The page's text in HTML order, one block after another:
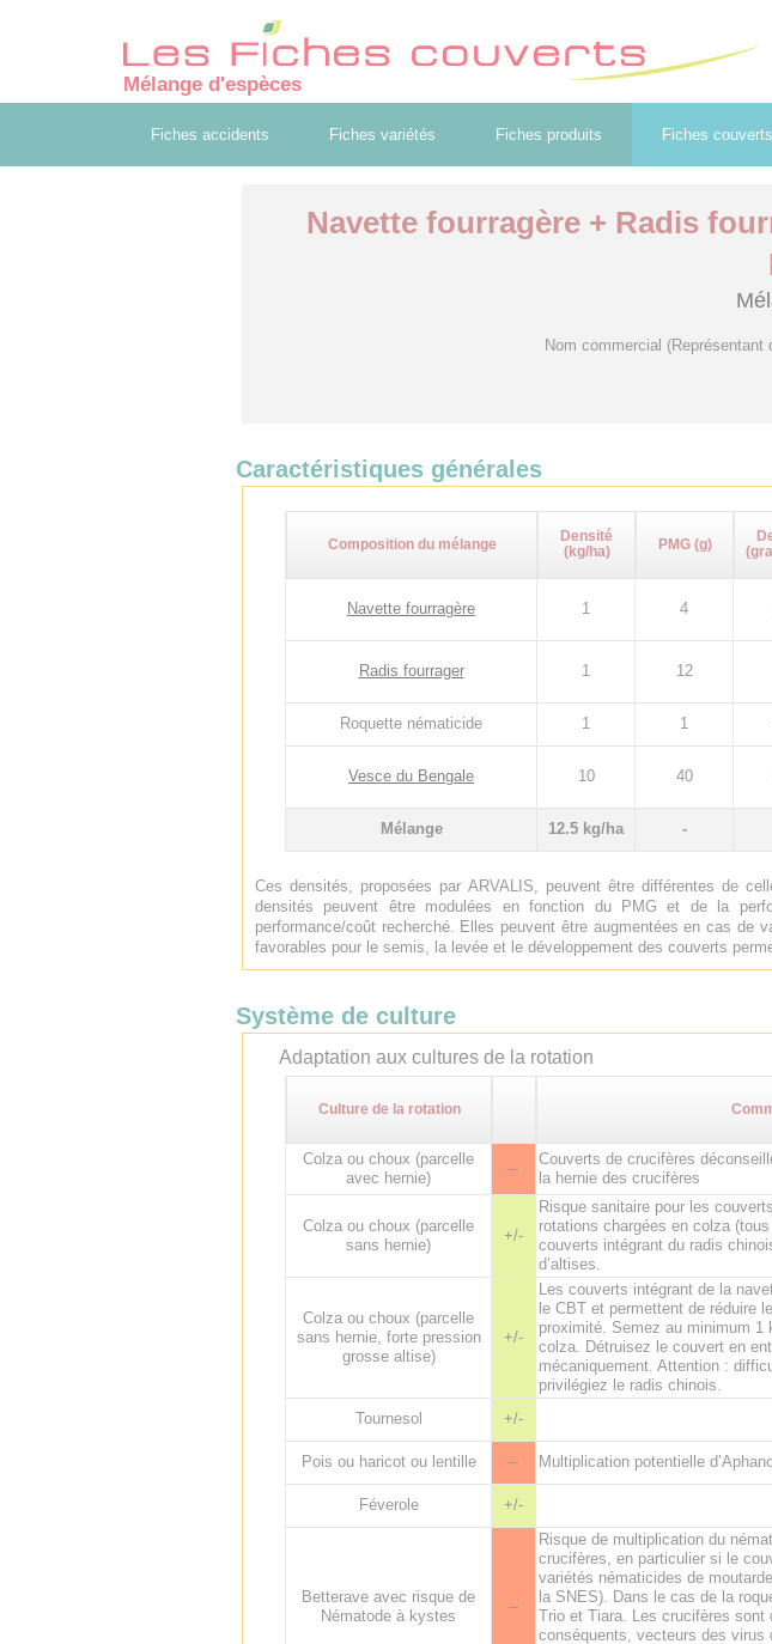
Mélange d'espèces
Fiches accidents Fiches variétés Fiches produits Fiches couverts
Navette fourragère + Radis
Nom commercial (Représentant
Caractéristiques générales
Composition du mélange
Densité
(kg/ha)
PMG (g)
Navette fourragère 1 4
Radis fourrager 1 12
Roquette nématicide 1 1
Vesce du Bengale 10 40
Mélange 12.5 kg/ha -
Ces densités, proposées par ARVALIS, peuvent être différentes de
densités peuvent être modulées en fonction du PMG et de la
performance/coût recherché. Elles peuvent être augmentées en cas de
favorables pour le semis, la levée et le développement des couverts
Système de culture
Adaptation aux cultures de la rotation
Culture de la rotation
Colza ou choux (parcelle
avec hernie)
--
Couverts de crucifères
la hernie des crucifères
Colza ou choux (parcelle
sans hernie)
+/-
Risque sanitaire pour les
rotations chargées en colza
couverts intégrant du radis
d’altises.
Colza ou choux (parcelle
sans hernie, forte pression
grosse altise)
+/-
Les couverts intégrant de la
le CBT et permettent de réduire
proximité. Semez au minimum 1
colza. Détruisez le couvert en
mécaniquement. Attention :
privilégiez le radis chinois.
Tournesol
+/-
Pois ou haricot ou lentille -- Multiplication potentielle
Féverole +/-
Betterave avec risque de
Nématode à kystes
--
Risque de multiplication du
crucifères, en particulier si le
variétés nématicides de
la SNES). Dans le cas de la
Trio et Tiara. Les crucifères sont
conséquents, vecteurs des virus